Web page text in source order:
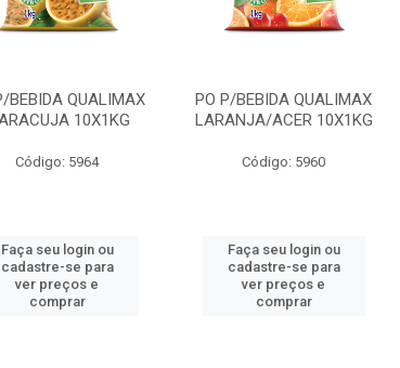
BEBIDA QUALIMAX
10X1KG
Código: 5964
Faça seu login ou
cadastre-se para
ver preços e
comprar
PO P/BEBIDA QUALIMAX
LARANJA/ACER 10X1KG
Código: 5960
Faça seu login ou
cadastre-se para
ver preços e
comprar